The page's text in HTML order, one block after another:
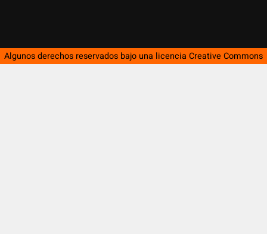
Algunos derechos reservados bajo una licencia Creative Commons